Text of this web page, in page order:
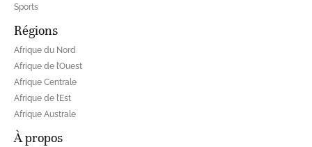
Sports
Régions
Afrique du Nord
Afrique de l’Ouest
Afrique Centrale
Afrique de l’Est
Afrique Australe
À propos